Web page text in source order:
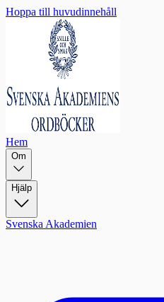
Hoppa till huvudinnehåll
Hem
Om
Hjälp
Svenska Akademien